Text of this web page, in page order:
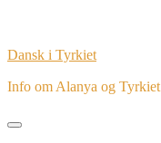
Dansk i Tyrkiet
Info om Alanya og Tyrkiet